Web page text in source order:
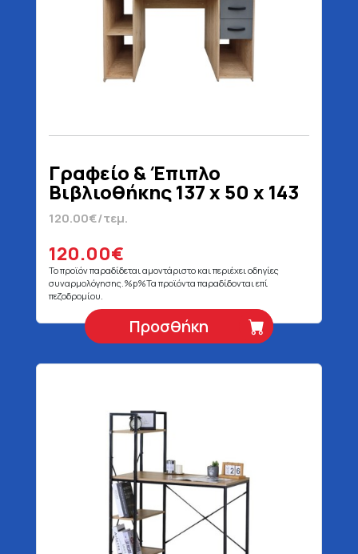
Γραφείο & Έπιπλο
Βιβλιοθήκης 137 x 50 x 143
cm
120.00€/τεμ.
120.00€
Το προϊόν παραδίδεται αμοντάριστο και περιέχει οδηγίες
συναρμολόγησης.%p%Τα προϊόντα παραδίδονται επί
πεζοδρομίου.
Προσθήκη